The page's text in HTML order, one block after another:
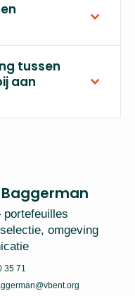
tussen
aan
portefeuilles
omgeving
35 71